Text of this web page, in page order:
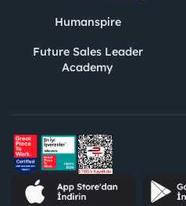
Humanspire
Future Sales Leader
Academy